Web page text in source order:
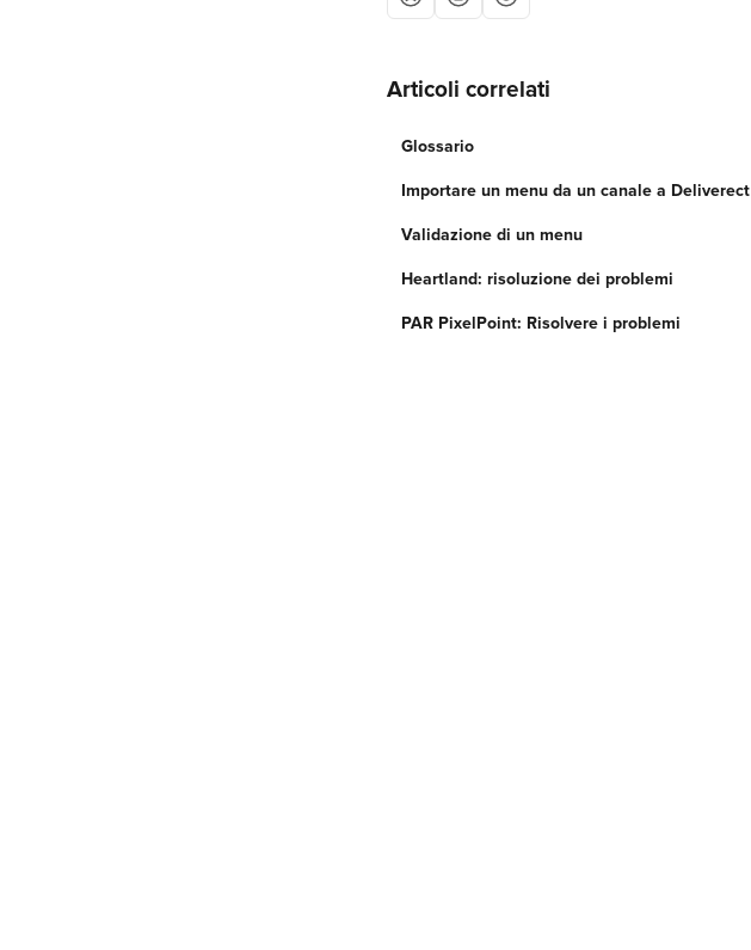
Articoli correlati
Glossario
Importare un menu da un canale a Deliverect
Validazione di un menu
Heartland: risoluzione dei problemi
PAR PixelPoint: Risolvere i problemi